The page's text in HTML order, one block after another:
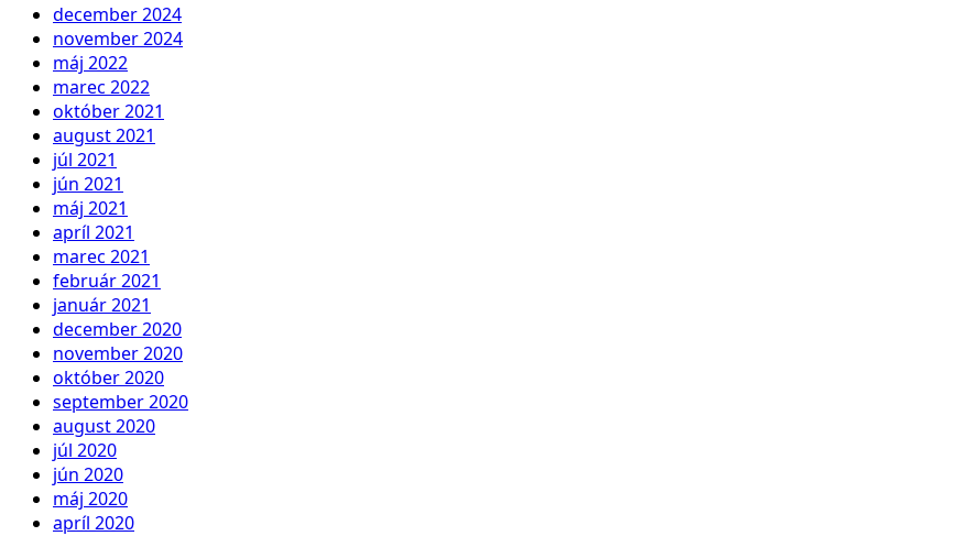
december 2024
november 2024
máj 2022
marec 2022
október 2021
august 2021
júl 2021
jún 2021
máj 2021
apríl 2021
marec 2021
február 2021
január 2021
december 2020
november 2020
október 2020
september 2020
august 2020
júl 2020
jún 2020
máj 2020
apríl 2020